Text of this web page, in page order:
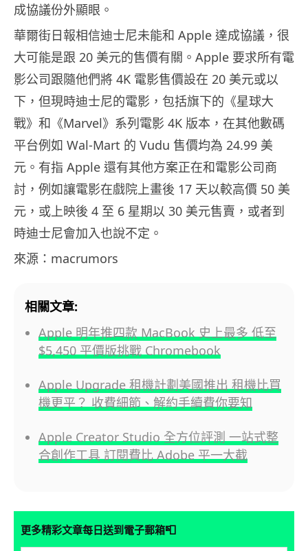
成協議份外顯眼。
華爾街日報相信迪士尼未能和 Apple 達成協議，很
大可能是跟 20 美元的售價有關。Apple 要求所有電
影公司跟隨他們將 4K 電影售價設在 20 美元或以
下，但現時迪士尼的電影，包括旗下的《星球大
戰》和《Marvel》系列電影 4K 版本，在其他數碼
平台例如 Wal-Mart 的 Vudu 售價均為 24.99 美
元。有指 Apple 還有其他方案正在和電影公司商
討，例如讓電影在戲院上畫後 17 天以較高價 50 美
元，或上映後 4 至 6 星期以 30 美元售賣，或者到
時迪士尼會加入也說不定。
來源：macrumors
相關文章:
Apple 明年推四款 MacBook 史上最多 低至
$5,450 平價版挑戰 Chromebook
Apple Upgrade 租機計劃美國推出 租機比買
機更平？ 收費細節、解約手續費你要知
Apple Creator Studio 全方位評測 一站式整
合創作工具 訂閱費比 Adobe 平一大截
更多精彩文章每日送到電子郵箱📮